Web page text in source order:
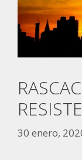
30 enero,